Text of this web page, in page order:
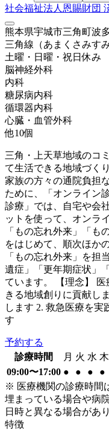
社会福祉法人恩賜財団
熊本県宇城市三角町波
三角線（あまくさみすみ
土曜・日曜・祝日休み
脳神経外科
内科
糖尿病内科
循環器内科
心臓・血管外科
他10個
三角・上天草地域のコ
て生活できる地域づく
家族の方々の通院負担
ために、「オンライン
診療」では、自宅や会
ットを使って、オンラ
「もの忘れ外来」「も
をはじめて、順次ほか
「もの忘れ外来」を担
遺症」「更年期症状」
ています。 【理念】
きる地域創りに貢献し
します 2. 救急医療を実
す
予約する
診療時間
月 火 水 木
09:00〜17:00 ● ● ● ●
※ 医療機関の診療時間
埋まっている場合や病
日時と異なる場合があ
特徴